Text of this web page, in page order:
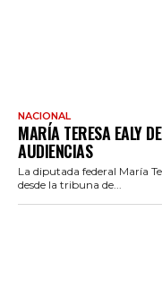
NACIONAL
MARÍA TERESA EALY
AUDIENCIAS
La diputada federal María
desde la tribuna de...